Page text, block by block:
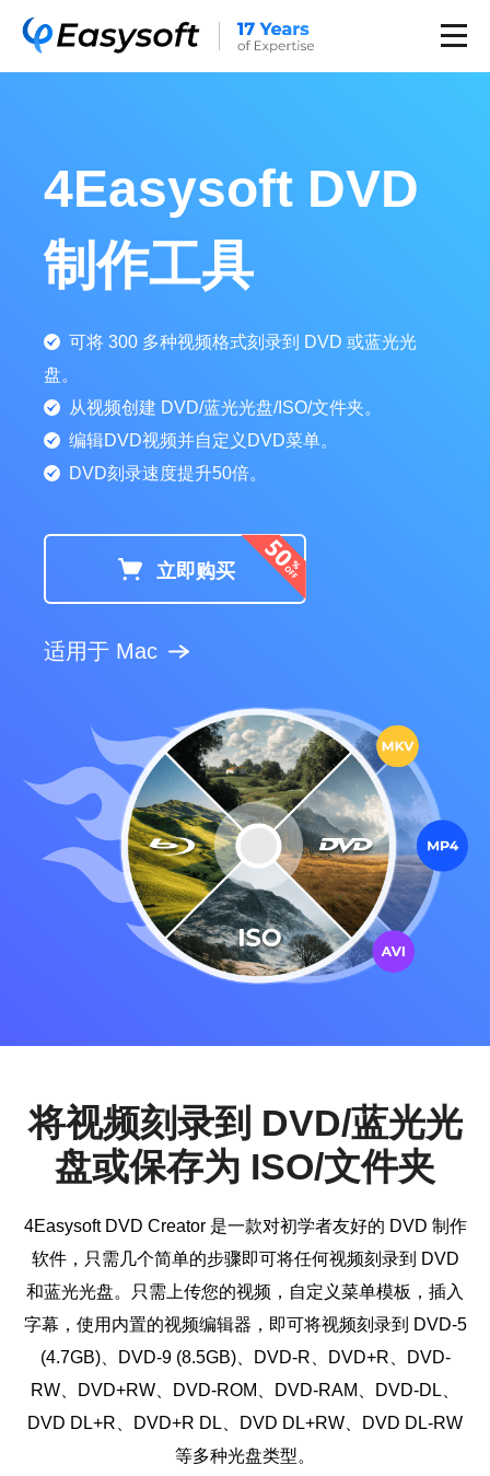
4Easysoft DVD
制作工具
可将 300 多种视频格式刻录到 DVD 或蓝光光
盘。
从视频创建 DVD/蓝光光盘/ISO/文件夹。
编辑DVD视频并自定义DVD菜单。
DVD刻录速度提升50倍。
立即购买
适用于 Mac
将视频刻录到 DVD/蓝光光
盘或保存为 ISO/文件夹
4Easysoft DVD Creator 是一款对初学者友好的 DVD 制作
软件，只需几个简单的步骤即可将任何视频刻录到 DVD
和蓝光光盘。只需上传您的视频，自定义菜单模板，插入
字幕，使用内置的视频编辑器，即可将视频刻录到 DVD-5
(4.7GB)、DVD-9 (8.5GB)、DVD-R、DVD+R、DVD-
RW、DVD+RW、DVD-ROM、DVD-RAM、DVD-DL、
DVD DL+R、DVD+R DL、DVD DL+RW、DVD DL-RW
等多种光盘类型。